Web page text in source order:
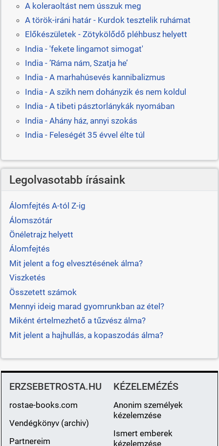
A koleraoltást nem ússzuk meg
A török-iráni határ - Kurdok tesztelik ruhámat
Előkészületek - Zötykölődő pléhbusz helyett
India - 'fekete lingamot simogat'
India - ’Ráma nám, Szatja he’
India - A marhahúsevés kannibalizmus
India - A szikh nem dohányzik és nem koldul
India - A tibeti pásztorlánykák nyomában
India - Ahány ház, annyi szokás
India - Feleségét 35 évvel élte túl
Legolvasotabb írásaink
Álomfejtés A-tól Z-ig
Álomszótár
Önéletrajz helyett
Álomfejtés
Mit jelent a fog elvesztésének álma?
Viszketés
Összetett számok
Mennyi ideig marad gyomrunkban az étel?
Miként értelmezhető a tűzvész álma?
Mit jelent a hajhullás, a kopaszodás álma?
ERZSEBETROSTA.HU
rostae-books.com
Vendégkönyv (archiv)
Partnereim
KÉZELEMÉZÉS
Anonim személyek
kézelemzése
Ismert emberek
kézelemzése